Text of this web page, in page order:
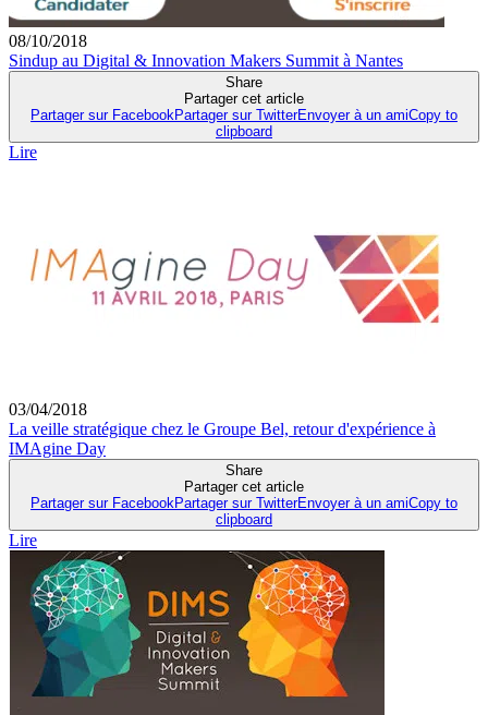
08/10/2018
Sindup au Digital & Innovation Makers Summit à Nantes
Share
Partager cet article
Partager sur Facebook Partager sur TwitterEnvoyer à un amiCopy to
clipboard
Lire
03/04/2018
La veille stratégique chez le Groupe Bel, retour d'expérience à
IMAgine Day
Share
Partager cet article
Partager sur Facebook Partager sur TwitterEnvoyer à un amiCopy to
clipboard
Lire